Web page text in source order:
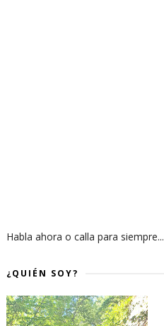
Habla ahora o calla para siempre...
¿QUIÉN SOY?